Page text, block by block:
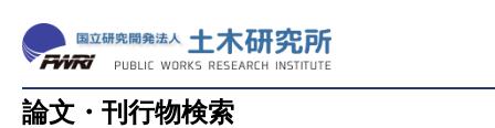
論文・刊行物検索